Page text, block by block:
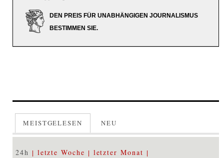
DEN PREIS FÜR UNABHÄNGIGEN JOURNALISMUS
BESTIMMEN SIE.
MEISTGELESEN NEU
24h letzte Woche letzter Monat